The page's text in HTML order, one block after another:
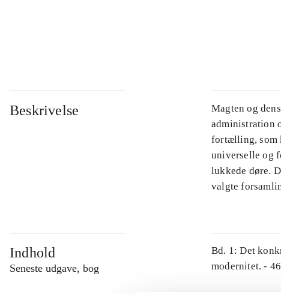
Beskrivelse
Magten og
administration
fortælling, som
universelle og
lukkede døre.
valgte
Indhold
Seneste udgave, bog
Bd. 1: Det
modernitet. -